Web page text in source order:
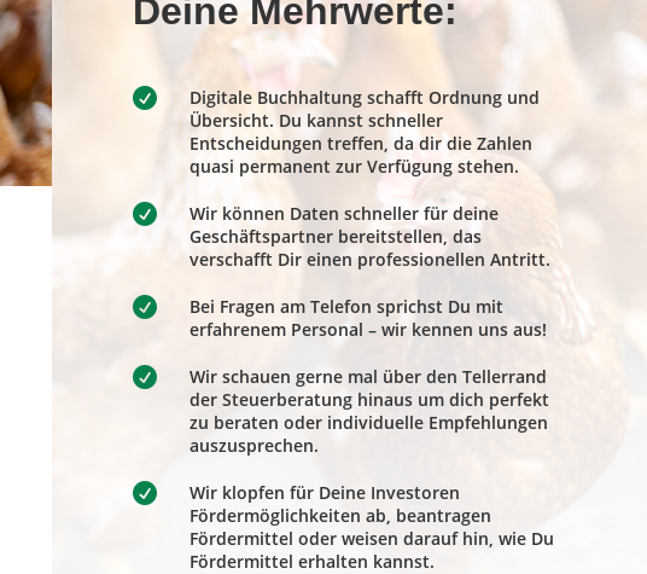
Deine Mehrwerte:

Digitale Buchhaltung schafft Ordnung und
Übersicht. Du kannst schneller
Entscheidungen treffen, da dir die Zahlen
quasi permanent zur Verfügung stehen.

Wir können Daten schneller für deine
Geschäftspartner bereitstellen, das
verschafft Dir einen professionellen Antritt.

Bei Fragen am Telefon sprichst Du mit
erfahrenem Personal – wir kennen uns aus!

Wir schauen gerne mal über den Tellerrand
der Steuerberatung hinaus um dich perfekt
zu beraten oder individuelle Empfehlungen
auszusprechen.

Wir klopfen für Deine Investoren
Fördermöglichkeiten ab, beantragen
Fördermittel oder weisen darauf hin, wie Du
Fördermittel erhalten kannst.